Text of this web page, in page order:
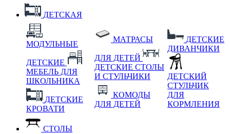
ДЕТСКАЯ
МОДУЛЬНЫЕ
ДЕТСКИЕ
МЕБЕЛЬ ДЛЯ
ШКОЛЬНИКА
ДЕТСКИЕ
КРОВАТИ
МАТРАСЫ
ДЛЯ ДЕТЕЙ
ДЕТСКИЕ СТОЛЫ
И СТУЛЬЧИКИ
КОМОДЫ
ДЛЯ ДЕТЕЙ
ДЕТСКИЕ
ДИВАНЧИКИ
ДЕТСКИЙ
СТУЛЬЧИК
ДЛЯ
КОРМЛЕНИЯ
СТОЛЫ